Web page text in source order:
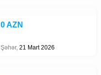
0 AZN
Şəhər, 21 Mart 2026